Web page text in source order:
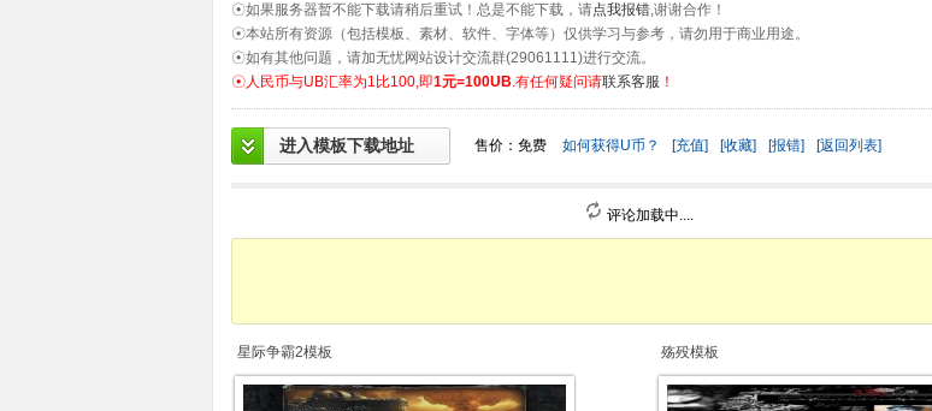
☉如果服务器暂不能下载请稍后重试！总是不能下载，请点我报错,谢谢合作！
☉本站所有资源（包括模板、素材、软件、字体等）仅供学习与参考，请勿用于商业用途。
☉如有其他问题，请加无忧网站设计交流群(29061111)进行交流。
☉人民币与UB汇率为1比100,即1元=100UB.有任何疑问请联系客服 ！
进入模板下载地址 售价：免费 如何获得U币？ [充值] [收藏] [报错] [返回列表]
评论加载中....
星际争霸2模板 殇殁模板